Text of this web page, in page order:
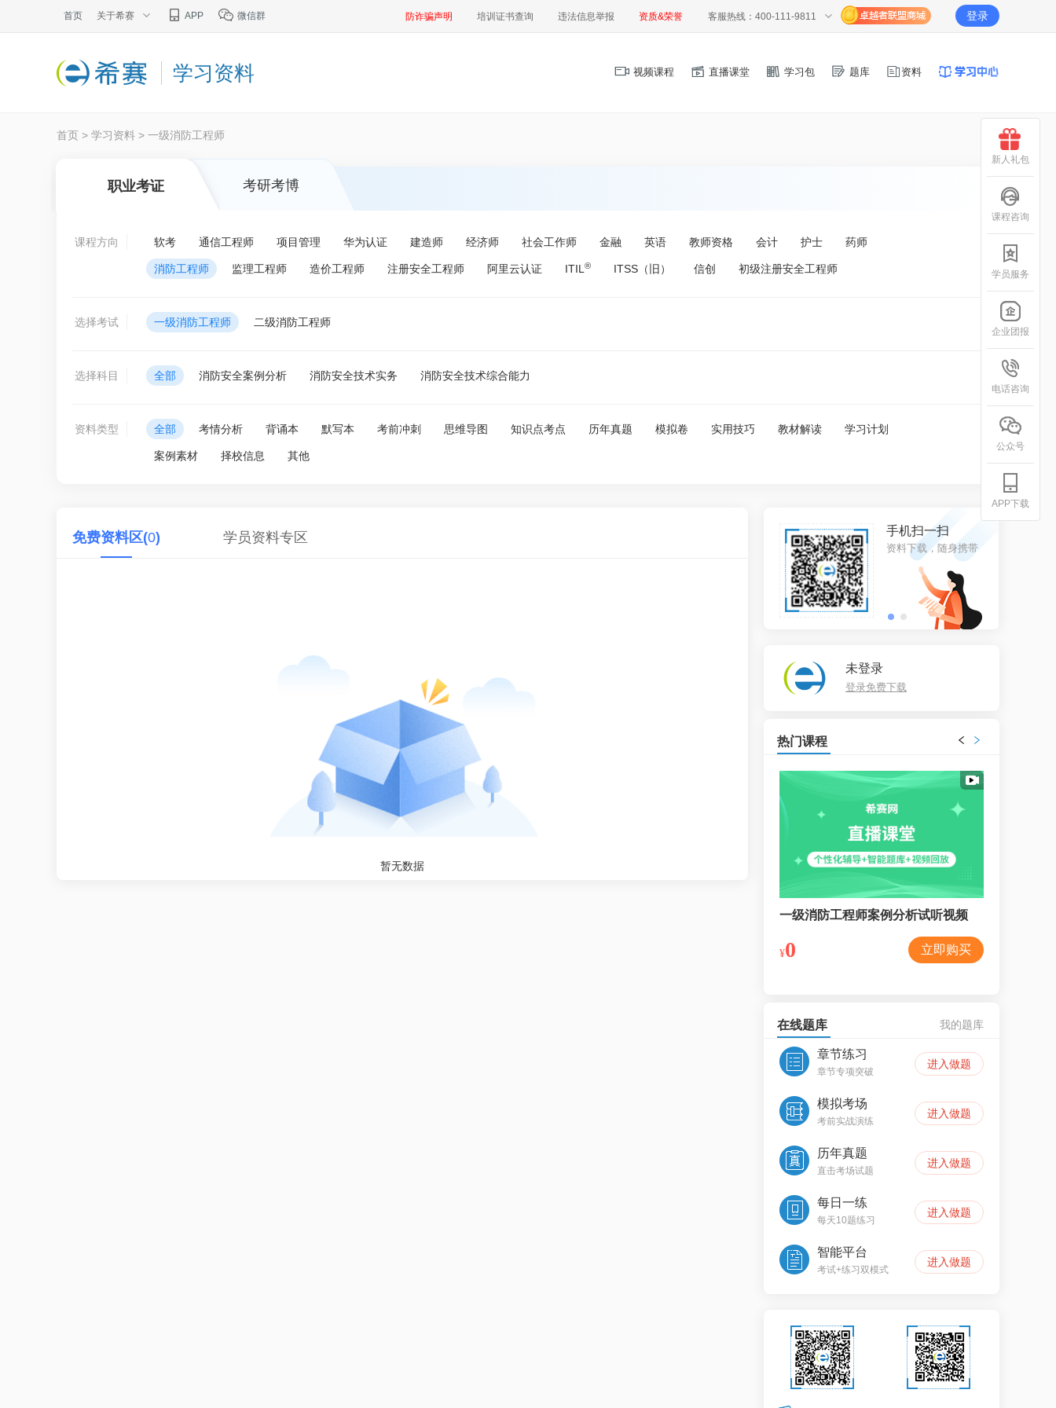
首页 关于希赛 APP 微信群 防诈骗声明 培训证书查询 违法信息举报 资质&荣誉 客服热线：400-111-9811 登录
学习资料 视频课程 直播课堂 学习包 题库 资料
首页 > 学习资料 > 一级消防工程师
职业考证 考研考博
课程方向 软考 通信工程师 项目管理 华为认证 建造师 经济师 社会工作师 金融 英语 教师资格 会计 护士 药师
消防工程师 监理工程师 造价工程师 注册安全工程师 阿里云认证 ITIL ® ITSS（旧） 信创 初级注册安全工程师
选择考试 一级消防工程师 二级消防工程师
选择科目 全部 消防安全案例分析 消防安全技术实务 消防安全技术综合能力
资料类型 全部 考情分析 背诵本 默写本 考前冲刺 思维导图 知识点考点 历年真题 模拟卷 实用技巧 教材解读 学习计划
案例素材 择校信息 其他
免费资料区(0) 学员资料专区
暂无数据
资料下载，随身携带
微信扫一扫
微信关注，更多资料
未登录
登录免费下载
热门课程
一级消防工程师案例分析试听视频
¥0 立即购买
在线题库 我的题库
章节练习
章节专项突破
进入做题
模拟考场
考前实战演练
进入做题
历年真题
直击考场试题
进入做题
每日一练
每天10题练习
进入做题
智能平台
考试+练习双模式
进入做题
新人礼包
课程咨询
学员服务
企业团报
电话咨询
公众号
APP下载